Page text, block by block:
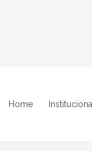
Home Institucional